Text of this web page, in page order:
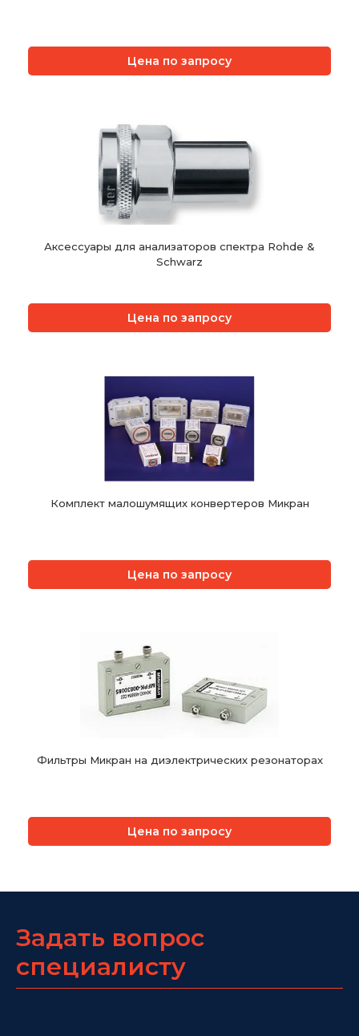
Цена по запросу
Аксессуары для анализаторов спектра Rohde &
Schwarz
Цена по запросу
Комплект малошумящих конвертеров Микран
Цена по запросу
Фильтры Микран на диэлектрических резонаторах
Цена по запросу
Задать вопрос
специалисту